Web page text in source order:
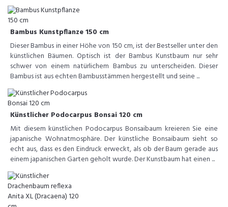
Bambus Kunstpflanze 150 cm
Dieser Bambus in einer Höhe von 150 cm, ist der Bestseller unter den
künstlichen Bäumen. Optisch ist der Bambus Kunstbaum nur sehr
schwer von einem natürlichem Bambus zu unterscheiden. Dieser
Bambus ist aus echten Bambusstämmen hergestellt und seine ...
Künstlicher Podocarpus Bonsai 120 cm
Mit diesem künstlichen Podocarpus Bonsaibaum kreieren Sie eine
japanische Wohnatmosphäre. Der künstliche Bonsaibaum sieht so
echt aus, dass es den Eindruck erweckt, als ob der Baum gerade aus
einem japanischen Garten geholt wurde. Der Kunstbaum hat einen ...